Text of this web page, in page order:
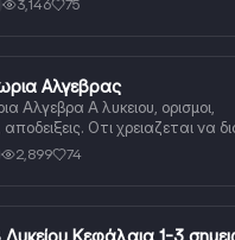
3,146 75
Αλγεβρας
Αλγεβρα Α λυκειου, ορισμοι,
Οτι χρειαζεται να
κομματι της αλγεβρας.
2,899 74